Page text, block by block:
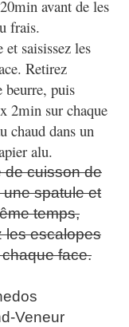
avant de les
frais.
saisissez les
Retirez
beurre, puis
2min sur chaque
chaud dans un
alu.
de cuisson de
spatule et
temps,
les escalopes
face.
Veneur